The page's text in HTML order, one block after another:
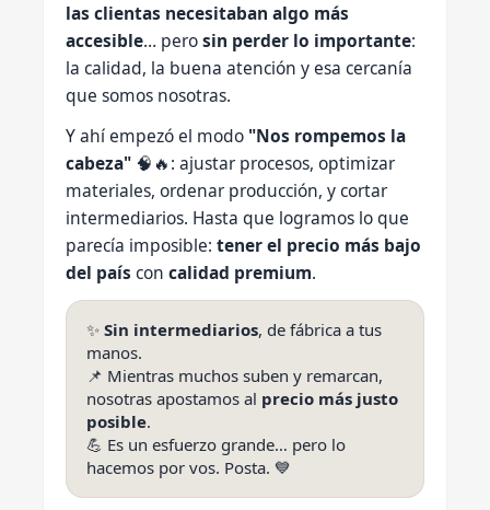
las clientas necesitaban algo más
accesible… perosin perder lo importante:
la calidad, la buena atención y esa cercanía
que somos nosotras.
Y ahí empezó el modo "Nos rompemos la
cabeza" 🧠🔥: ajustar procesos, optimizar
materiales, ordenar producción, y cortar
intermediarios. Hasta que logramos lo que
parecía imposible: tener el precio más bajo
del país con calidad premium.
✨ Sin intermediarios, de fábrica a tus
manos.
📌 Mientras muchos suben y remarcan,
nosotras apostamos al precio más justo
posible.
💪 Es un esfuerzo grande… pero lo
hacemos por vos. Posta. 💙